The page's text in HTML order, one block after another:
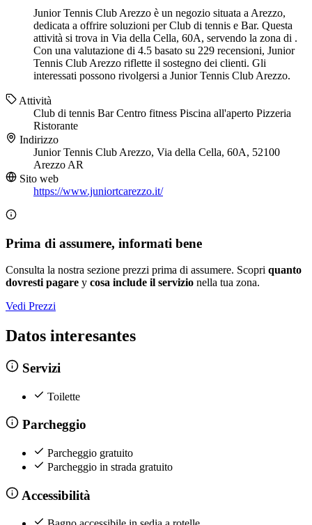
Junior Tennis Club Arezzo è un negozio situata a Arezzo,
dedicata a offrire soluzioni per Club di tennis e Bar. Questa
attività si trova in Via della Cella, 60A, servendo la zona di .
Con una valutazione di 4.5 basato su 229 recensioni, Junior
Tennis Club Arezzo riflette il sostegno dei clienti. Gli
interessati possono rivolgersi a Junior Tennis Club Arezzo.
Attività
Club di tennis BarCentro fitness Piscina all'aperto Pizzeria
Ristorante
Indirizzo
Junior Tennis Club Arezzo, Via della Cella, 60A, 52100
Arezzo AR
Sito web
https://www.juniortcarezzo.it/
Prima di assumere, informati bene
Consulta la nostra sezione prezzi prima di assumere. Scopri quanto
dovresti pagare y cosa include il servizio nella tua zona.
Vedi Prezzi
Datos interesantes
Servizi
Toilette
Parcheggio
Parcheggio gratuito
Parcheggio in strada gratuito
Accessibilità